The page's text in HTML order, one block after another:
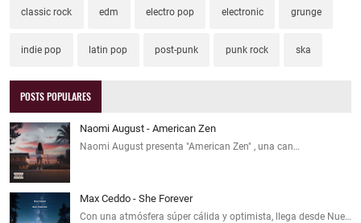
classic rock edm electro pop electronic grunge
indie pop latin pop post-punk punk rock ska
POSTS POPULARES
Naomi August - American Zen
Naomi August presenta "American Zen" , una can…
Max Ceddo - She Forever
Con una atmósfera súper cálida y optimista, llega desde Nue…